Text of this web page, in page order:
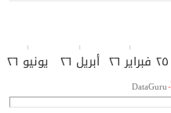
فبراير ٢٦ أبريل ٢٦ يونيو ٢٦
DataGuru